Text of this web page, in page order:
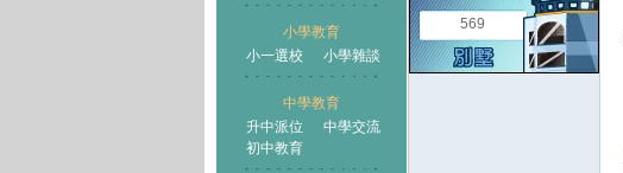
小學教育
小一選校
小學雜談
中學教育
升中派位
中學交流
初中教育
569